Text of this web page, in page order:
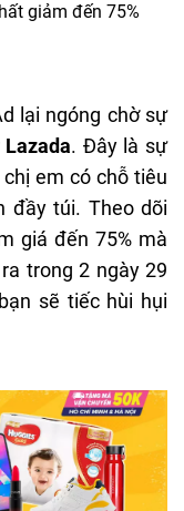
lại ngóng chờ sự
Lazada. Đây là sự
em có chỗ tiêu
đầy túi. Theo dõi
giá đến 75% mà
trong 2 ngày 29
sẽ tiếc hùi hụi
giảm đến 75%